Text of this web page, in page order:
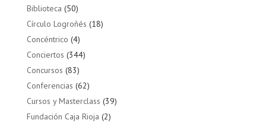
Biblioteca (50)
Círculo Logroñés (18)
Concéntrico (4)
Conciertos (344)
Concursos (83)
Conferencias (62)
Cursos y Masterclass (39)
Fundación Caja Rioja (2)